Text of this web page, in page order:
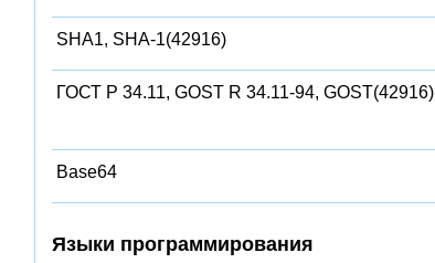
SHA1, SHA-1(42916)
ГОСТ Р 34.11, GOST R 34.11-94, GOST(42916)
Base64
Языки программирования